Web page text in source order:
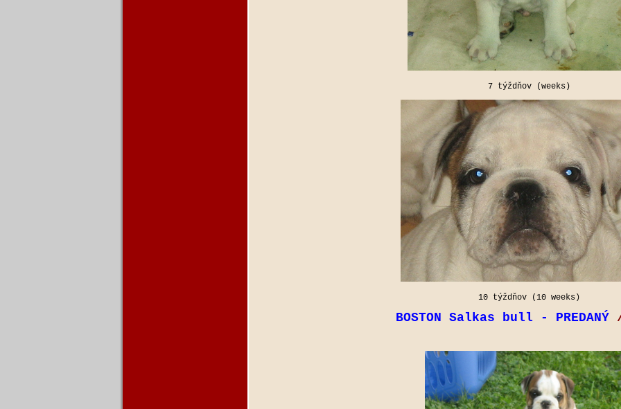
7 týždňov (weeks)
10 týždňov (10 weeks)
BOSTON Salkas bull - PREDANÝ/